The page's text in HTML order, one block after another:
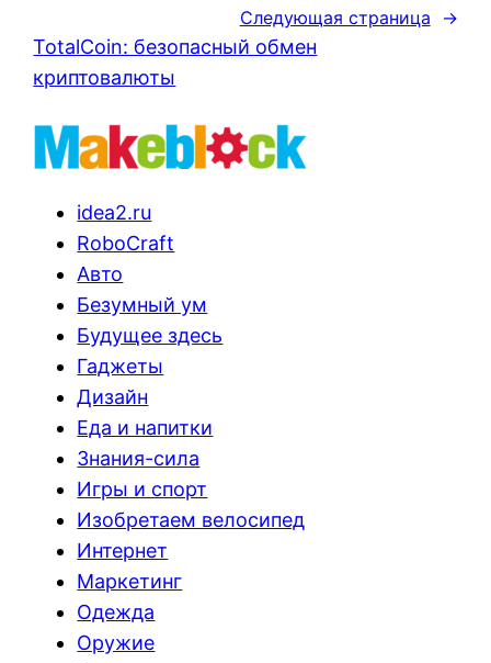
Следующая страница →
TotalCoin: безопасный обмен
криптовалюты
idea2.ru
RoboCraft
Авто
Безумный ум
Будущее здесь
Гаджеты
Дизайн
Еда и напитки
Знания-сила
Игры и спорт
Изобретаем велосипед
Интернет
Маркетинг
Одежда
Оружие